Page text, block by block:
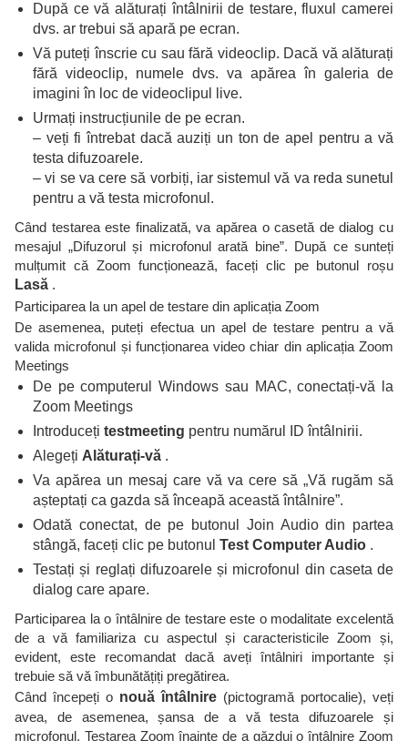
După ce vă alăturați întâlnirii de testare, fluxul camerei
dvs. ar trebui să apară pe ecran.
Vă puteți înscrie cu sau fără videoclip. Dacă vă alăturați
fără videoclip, numele dvs. va apărea în galeria de
imagini în loc de videoclipul live.
Urmați instrucțiunile de pe ecran.
– veți fi întrebat dacă auziți un ton de apel pentru a vă
testa difuzoarele.
– vi se va cere să vorbiți, iar sistemul vă va reda sunetul
pentru a vă testa microfonul.
Când testarea este finalizată, va apărea o casetă de dialog cu
mesajul „Difuzorul și microfonul arată bine”. După ce sunteți
mulțumit că Zoom funcționează, faceți clic pe butonul roșu
Lasă .
Participarea la un apel de testare din aplicația Zoom
De asemenea, puteți efectua un apel de testare pentru a vă
valida microfonul și funcționarea video chiar din aplicația Zoom
Meetings
De pe computerul Windows sau MAC, conectați-vă la
Zoom Meetings
Introduceți testmeeting pentru numărul ID întâlnirii.
Alegeți Alăturați-vă .
Va apărea un mesaj care vă va cere să „Vă rugăm să
așteptați ca gazda să înceapă această întâlnire”.
Odată conectat, de pe butonul Join Audio din partea
stângă, faceți clic pe butonul Test Computer Audio .
Testați și reglați difuzoarele și microfonul din caseta de
dialog care apare.
Participarea la o întâlnire de testare este o modalitate excelentă
de a vă familiariza cu aspectul și caracteristicile Zoom și,
evident, este recomandat dacă aveți întâlniri importante și
trebuie să vă îmbunătățiți pregătirea.
Când începeți o nouă întâlnire (pictogramă portocalie), veți
avea, de asemenea, șansa de a vă testa difuzoarele și
microfonul. Testarea Zoom înainte de a găzdui o întâlnire Zoom